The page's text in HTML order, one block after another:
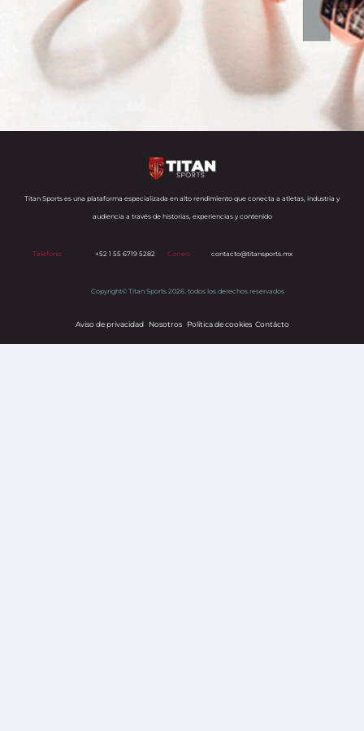
Titan Sports es una plataforma especializada en alto rendimiento que conecta a atletas, industria y
audiencia a través de historias, experiencias y contenido
Teléfono: +52 1 55 6719 5282 Correo: contacto@titansports.mx
Copyright© Titan Sports 2026. todos los derechos reservados
Aviso de privacidad Nosotros Política de cookiess Contácto